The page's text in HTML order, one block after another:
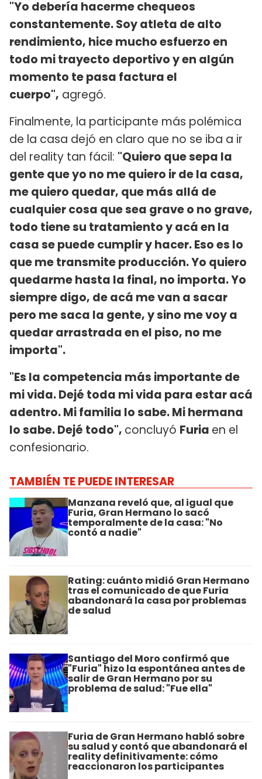
"Yo debería hacerme chequeos
constantemente. Soy atleta de alto
rendimiento, hice mucho esfuerzo en
todo mi trayecto deportivo y en algún
momento te pasa factura el
cuerpo", agregó.
Finalmente, la participante más polémica
de la casa dejó en claro que no se iba a ir
del reality tan fácil: "Quiero que sepa la
gente que yo no me quiero ir de la casa,
me quiero quedar, que más allá de
cualquier cosa que sea grave o no grave,
todo tiene su tratamiento y acá en la
casa se puede cumplir y hacer. Eso es lo
que me transmite producción. Yo quiero
quedarme hasta la final, no importa. Yo
siempre digo, de acá me van a sacar
pero me saca la gente, y sino me voy a
quedar arrastrada en el piso, no me
importa".
"Es la competencia más importante de
mi vida. Dejé toda mi vida para estar acá
adentro. Mi familia lo sabe. Mi hermana
lo sabe. Dejé todo", concluyó Furia en el
confesionario.
TAMBIÉN TE PUEDE INTERESAR
Manzana reveló que, al igual que
Furia, Gran Hermano lo sacó
temporalmente de la casa: "No
contó a nadie"
Rating: cuánto midió Gran Hermano
tras el comunicado de que Furia
abandonará la casa por problemas
de salud
Santiago del Moro confirmó que
"Furia" hizo la espontánea antes de
salir de Gran Hermano por su
problema de salud: "Fue ella"
Furia de Gran Hermano habló sobre
su salud y contó que abandonará el
reality definitivamente: cómo
reaccionaron los participantes